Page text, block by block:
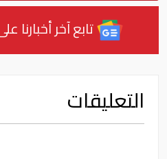
تابع آخر أخبارنا
التعليقات